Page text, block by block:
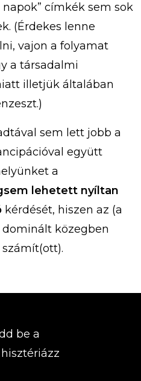
napok” címkék sem sok
(Érdekes lenne
vajon a folyamat
a társadalmi
illetjük általában
sem lett jobb a
együtt
a
lehetett nyíltan
kérdését, hiszen az (a
közegben
be a